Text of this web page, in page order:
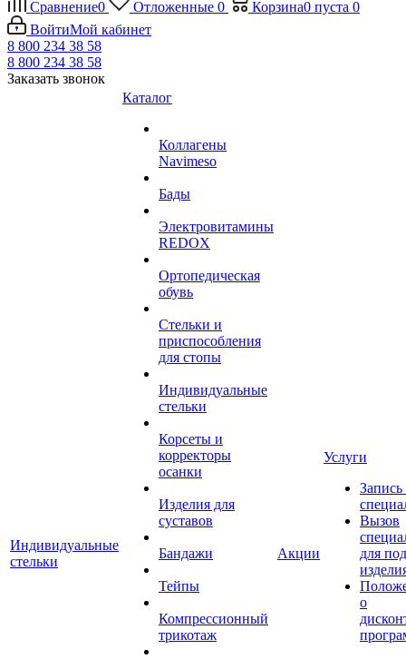
Сравнение0 Отложенные 0 Корзина0 пуста 0
ВойтиМой кабинет
8 800 234 38 58
8 800 234 38 58
Заказать звонок
Индивидуальные
стельки
Каталог
Коллагены
Navimeso
Бады
Электровитамины
REDOX
Ортопедическая
обувь
Стельки и
приспособления
для стопы
Индивидуальные
стельки
Корсеты и
корректоры
осанки
Изделия для
суставов
Бандажи
Тейпы
Компрессионный
трикотаж
Акции
Услуги
Запись
Вызов
для
о